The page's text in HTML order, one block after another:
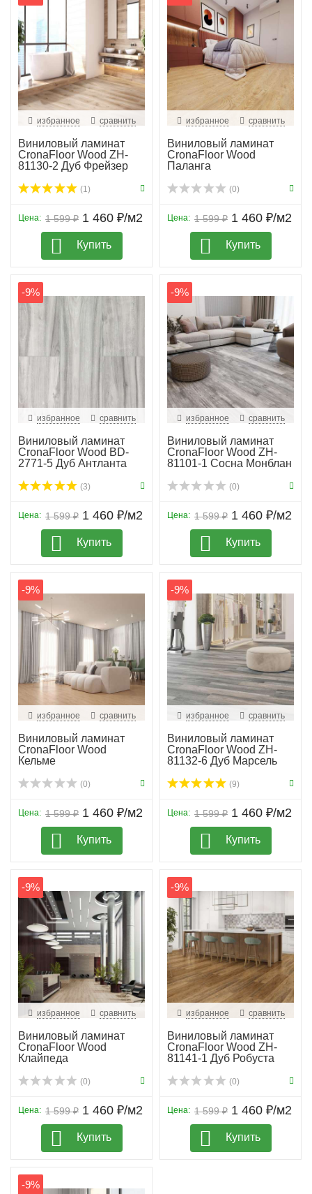
избранное сравнить
Виниловый ламинат
CronaFloor Wood ZH-
81130-2 Дуб Фрейзер
(1)
1 599 ₽
Цена: 1 460 ₽/м2
Купить
избранное сравнить
Виниловый ламинат
CronaFloor Wood
Паланга
(0)
1 599 ₽
Цена: 1 460 ₽/м2
Купить
-9%
избранное сравнить
Виниловый ламинат
CronaFloor Wood BD-
2771-5 Дуб Антланта
(3)
1 599 ₽
Цена: 1 460 ₽/м2
Купить
-9%
избранное сравнить
Виниловый ламинат
CronaFloor Wood ZH-
81101-1 Сосна Монблан
(0)
1 599 ₽
Цена: 1 460 ₽/м2
Купить
-9%
избранное сравнить
Виниловый ламинат
CronaFloor Wood
Кельме
(0)
1 599 ₽
Цена: 1 460 ₽/м2
Купить
-9%
избранное сравнить
Виниловый ламинат
CronaFloor Wood ZH-
81132-6 Дуб Марсель
(9)
1 599 ₽
Цена: 1 460 ₽/м2
Купить
-9%
избранное сравнить
Виниловый ламинат
CronaFloor Wood
Клайпеда
(0)
1 599 ₽
Цена: 1 460 ₽/м2
Купить
-9%
избранное сравнить
Виниловый ламинат
CronaFloor Wood ZH-
81141-1 Дуб Робуста
(0)
1 599 ₽
Цена: 1 460 ₽/м2
Купить
-9%